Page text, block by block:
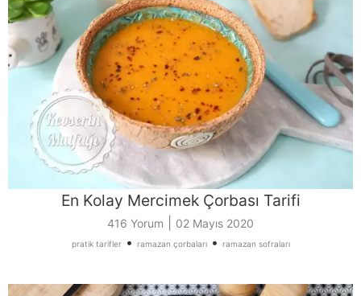
En Kolay Mercimek Çorbası Tarifi
416 Yorum 02 Mayıs 2020
pratik tarifler• ramazan çorbaları• ramazan sofraları